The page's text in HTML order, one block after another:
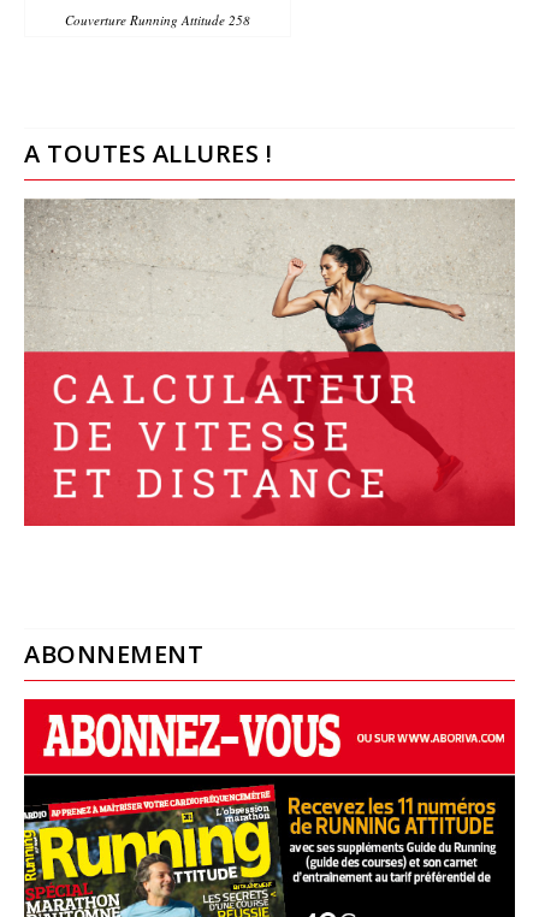
Couverture Running Attitude 258
A TOUTES ALLURES !
ABONNEMENT